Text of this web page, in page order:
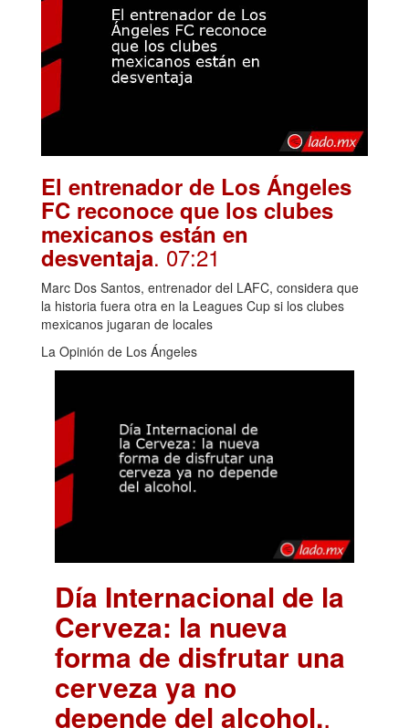
El entrenador de Los Ángeles
FC reconoce que los clubes
mexicanos están en
desventaja. 07:21
Marc Dos Santos, entrenador del LAFC, considera que
la historia fuera otra en la Leagues Cup si los clubes
mexicanos jugaran de locales
La Opinión de Los Ángeles
Día Internacional de la
Cerveza: la nueva
forma de disfrutar una
cerveza ya no
depende del alcohol..